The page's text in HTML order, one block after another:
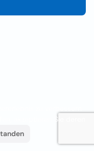
akzeptieren Sie deren